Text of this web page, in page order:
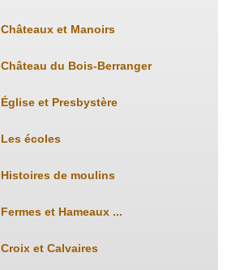
Châteaux et Manoirs
Château du Bois-Berranger
Église et Presbystère
Les écoles
Histoires de moulins
Fermes et Hameaux ...
Croix et Calvaires